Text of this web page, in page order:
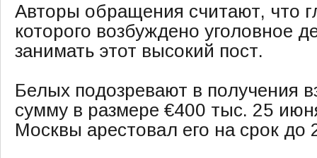
Авторы обращения считают, что
которого возбуждено уголовное
занимать этот высокий пост.
Белых подозревают в получения
сумму в размере €400 тыс. 25
Москвы арестовал его на срок до